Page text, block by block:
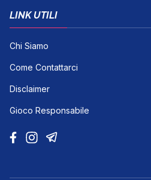
LINK UTILI
Chi Siamo
Come Contattarci
Disclaimer
Gioco Responsabile